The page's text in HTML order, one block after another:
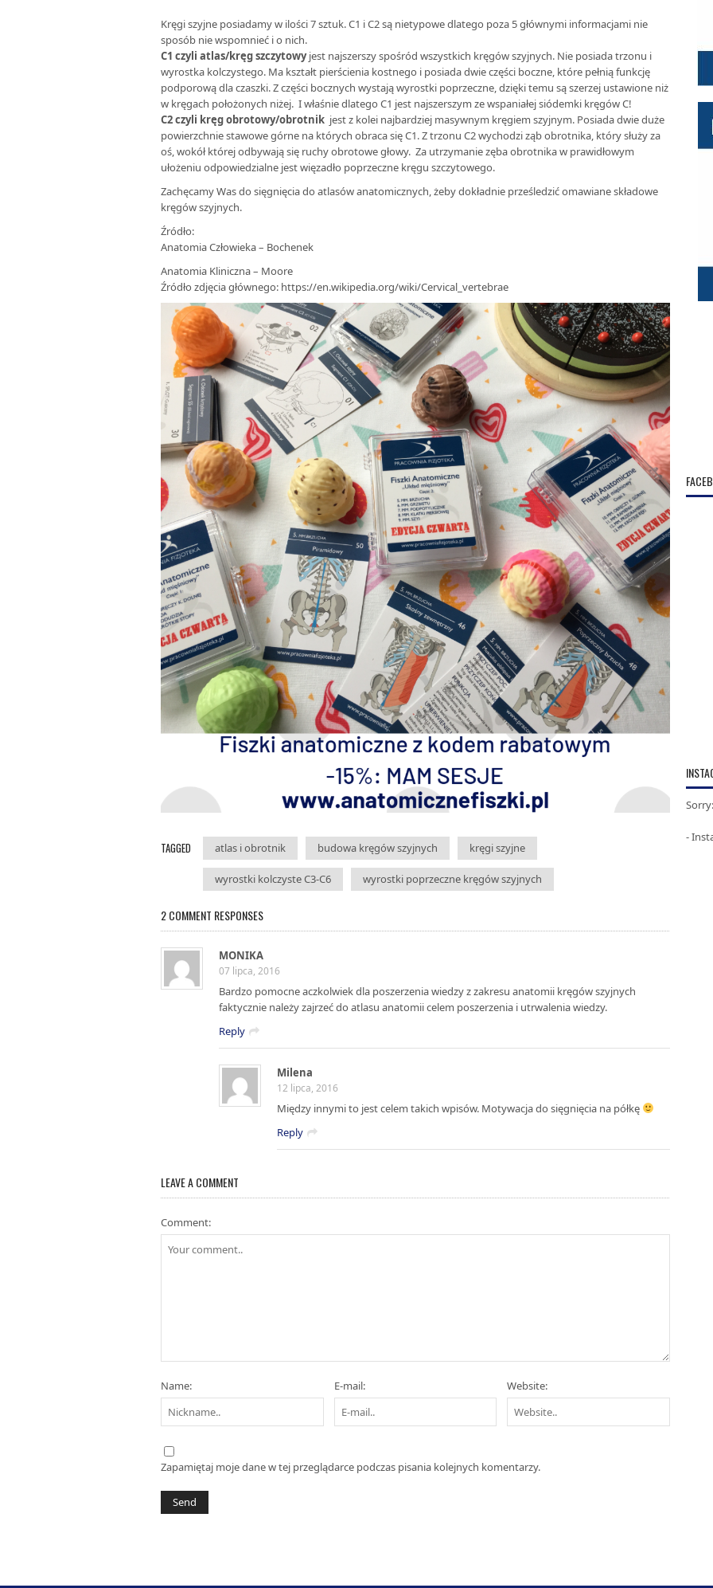
Kręgi szyjne posiadamy w ilości 7 sztuk. C1 i C2 są nietypowe dlatego poza 5 głównymi informacjami nie
sposób nie wspomnieć i o nich.
C1 czyli atlas/kręg szczytowyjest najszerszy spośród wszystkich kręgów szyjnych. Nie posiada trzonu i
wyrostka kolczystego. Ma kształt pierścienia kostnego i posiada dwie części boczne, które pełnią funkcję
podporową dla czaszki. Z części bocznych wystają wyrostki poprzeczne, dzięki temu są szerzej ustawione niż
w kręgach położonych niżej. I właśnie dlatego C1 jest najszerszym ze wspaniałej siódemki kręgów C!
C2 czyli kręg obrotowy/obrotnik jest z kolei najbardziej masywnym kręgiem szyjnym. Posiada dwie duże
powierzchnie stawowe górne na których obraca się C1. Z trzonu C2 wychodzi ząb obrotnika, który służy za
oś, wokół której odbywają się ruchy obrotowe głowy. Za utrzymanie zęba obrotnika w prawidłowym
ułożeniu odpowiedzialne jest więzadło poprzeczne kręgu szczytowego.
Zachęcamy Was do sięgnięcia do atlasów anatomicznych, żeby dokładnie prześledzić omawiane składowe
kręgów szyjnych.
Źródło:
Anatomia Człowieka – Bochenek
Anatomia Kliniczna – Moore
Źródło zdjęcia głównego: https://en.wikipedia.org/wiki/Cervical_vertebrae
TAGGED atlas i obrotnik budowa kręgów szyjnych kręgi szyjne
wyrostki kolczyste C3-C6 wyrostki poprzeczne kręgów szyjnych
2 COMMENT RESPONSES
MONIKA
07 lipca, 2016
Bardzo pomocne aczkolwiek dla poszerzenia wiedzy z zakresu anatomii kręgów szyjnych
faktycznie należy zajrzeć do atlasu anatomii celem poszerzenia i utrwalenia wiedzy.
Reply
Milena
12 lipca, 2016
Między innymi to jest celem takich wpisów. Motywacja do sięgnięcia na półkę
Reply
LEAVE A COMMENT
Comment:
Name: E-mail: Website:
Zapamiętaj moje dane w tej przeglądarce podczas pisania kolejnych komentarzy.
Sorry:
-